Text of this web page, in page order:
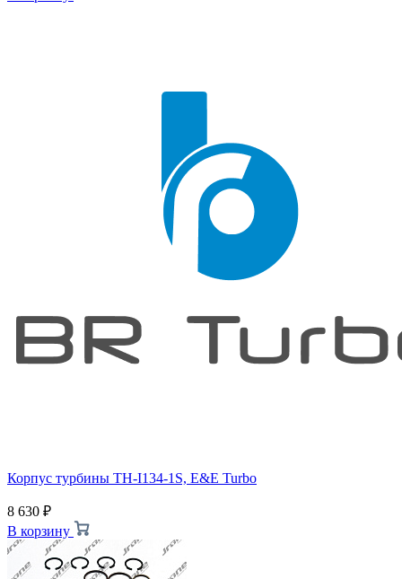
Корпус турбины TH-I134-1S, E&E Turbo
8 630 ₽
В корзину